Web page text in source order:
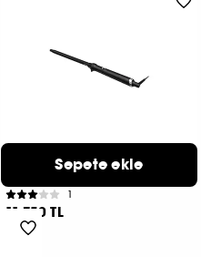
Thin Wand
1
11.750 TL
Sepete ekle